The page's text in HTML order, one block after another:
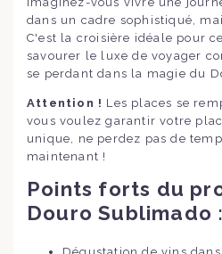
dans un cadre sophistiqué,
C'est la croisière idéale pour
savourer le luxe de voyager
se perdant dans la magie du
Attention ! Les places se
vous voulez garantir votre
unique, ne perdez pas de
maintenant !
Points forts du
Douro Sublimado :